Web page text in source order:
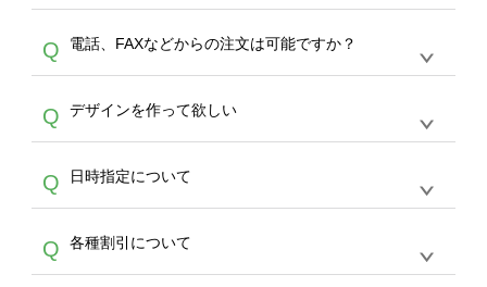
デザインの作成から決済まで完了できます。
30枚以上やシルク印刷など、大口注文の場合
は、サポートが担当するエコバッグコンシェル
やタンブラーコンシェルをご利用ください。製
作する数量が多ければ多いほど、オンデマンド
サービスよりも低価格で製作することが可能で
す。
A
ドできるデータ形式は、JPG / PNG / AI / PSD /
PDF 形式になります。データの最大サイズ
写真などもアップロード可能です。使用できな
い画像はエラーになります。（※ Illustratorか
らの直接入稿には対応していません。AIで保存
し、デザインツールからアップロードして下さ
い）
Q 電話、FAXなどからの注文は可能ですか？
A
文のみ受け付けております。30個以上のご製
作をお考えの方は、サポートが担当するエコバ
スをご利用頂ければ、電話やFAX、メールなど
でご注文が可能です。
Q デザインを作って欲しい
A
を作って欲しい。などの場合は、製作数量が
30個以上であれば、サポート担当が、デザイ
バッグコンシェル
サー
ビスをご利用ください。(※ 30個以下の場合
Q 日時指定について
A
ん。発送後18時以降に配送業者・伝票番号を
メールでお知らせいたしますので、直接配送業
Q 各種割引について